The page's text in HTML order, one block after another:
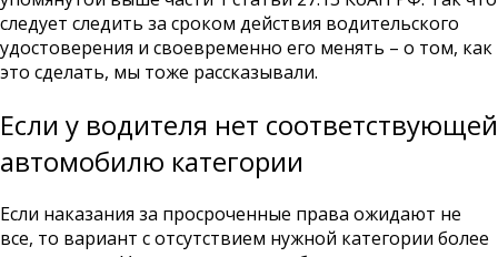
следует следить за сроком действия водительского
удостоверения и своевременно его менять – о том, как
это сделать, мы тоже рассказывали.
Если у водителя нет соответствующей
автомобилю категории
Если наказания за просроченные права ожидают не
все, то вариант с отсутствием нужной категории более